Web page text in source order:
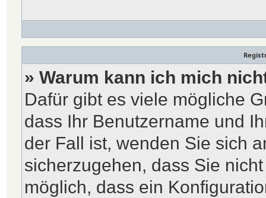
» Warum kann ich mich
Dafür gibt es viele mögliche
dass Ihr Benutzername und
der Fall ist, wenden Sie sich
sicherzugehen, dass Sie
möglich, dass ein